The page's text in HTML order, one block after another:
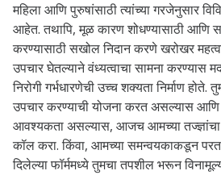
महिला आणि पुरुषांसाठी त्यांच्या गरजेनुसार
आहेत. तथापि, मूळ कारण शोधण्यासाठी आणि
करण्यासाठी सखोल निदान करणे खरोखर
उपचार घेतल्याने वंध्यत्वाचा सामना करण्यास
निरोगी गर्भधारणेची उच्च शक्यता निर्माण
उपचार करण्‍याची योजना करत असल्‍यास आणि
आवश्‍यकता असल्‍यास, आजच आमच्या तज्ज्ञांचा
कॉल करा. किंवा, आमच्या समन्वयकाकडून परत
दिलेल्या फॉर्ममध्ये तुमचा तपशील भरून